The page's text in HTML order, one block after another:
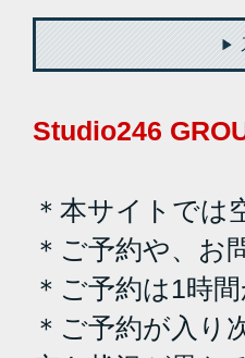
Studio246
＊本サイトでは
＊ご予約や、お
＊ご予約は1時
＊ご予約が入り